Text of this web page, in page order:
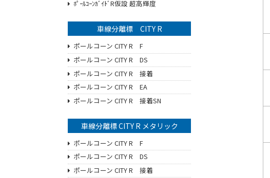
ﾎﾟｰﾙｺｰﾝｶﾞｲﾄﾞR仮設 超高輝度
車線分離標 CITY R
ポールコーン CITY R F
ポールコーン CITY R DS
ポールコーン CITY R 接着
ポールコーン CITY R EA
ポールコーン CITY R 接着SN
車線分離標 CITY R メタリック
ポールコーン CITY R F
ポールコーン CITY R DS
ポールコーン CITY R 接着